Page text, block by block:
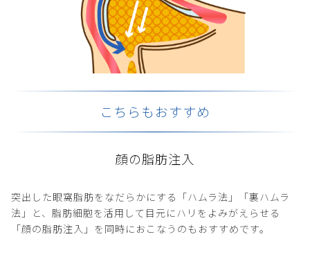
こちらもおすすめ
顔の脂肪注入
突出した眼窩脂肪をなだらかにする「ハムラ法」「裏ハムラ
法」と、脂肪細胞を活用して目元にハリをよみがえらせる
「顔の脂肪注入」を同時におこなうのもおすすめです。